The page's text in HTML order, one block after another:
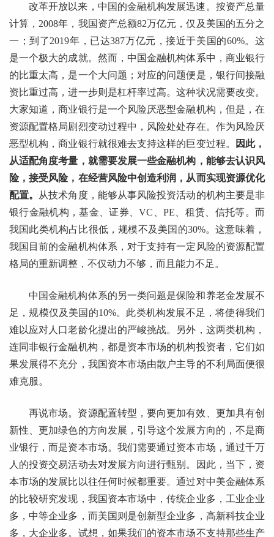
改革开放以来，中国的金融机构发展迅速。按资产总量
计算，2008年，我国资产总额82万亿元，仅及美国的五分之
一；到了2019年，已达387万亿元，接近于美国的60%。这
是一个极大的成就。然而，中国金融机构体系中，商业银行
的比重太高，是一个大问题；对应的问题便是，银行间接融
资比重过高，进一步则是杠杆率过高。这种状况需要改变。
大家知道，商业银行是一个风险厌恶型金融机构，但是，在
资源配置格局剧烈变动过程中，风险处处存在。作为风险厌
恶型机构，商业银行就很难去支持这样的巨变过程。
因此，
从适配角度考量，就需要发展一些金融机构，能够去认识风
险，接受风险，在经营风险中创造利润，从而实现资源优化
配置。
从技术角度，能够从事风险投资活动的机构主要是非
银行金融机构，基金、证券、VC、PE、租赁、信托等。而
我国此类机构占比很低，规模不及美国的30%。这意味着，
我国目前的金融机构体系，对于支持有一定风险的资源配置
格局的重新调整，不仅动力不够，而且能力不足。
中国金融机构体系的另一类问题是保险和养老金发展不
足，规模仅及美国的10%。此类机构发展不足，将使得我们
难以应对人口老龄化提出的严峻挑战。另外，这两类机构，
连同非银行金融机构，都是资本市场的机构投资者，它们如
果发展得不充分，我国资本市场由散户主导的不利局面便很
难克服。
再说市场。资源配置转型，要向更加有效、更加具有创
新性、更加绿色的方向发展，引导这个发展方向的，不是商
业银行，而是资本市场。我们需要通过资本市场，通过千万
人的投资交易活动去对发展方向进行甄别。因此，当下，资
本市场的发展比以往任何时候都重要。通过对中美金融体系
的比较研究发现，我国资本市场中，传统企业多，工业企业
多，中等企业多，而美国则是创新型企业多，高新科技企业
多，大企业多。试想，如果我们的资本市场不支持那些生产